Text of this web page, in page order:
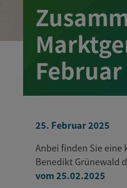
25. Februar 2025
Anbei finden Sie eine
Benedikt Grünewald
vom 25.02.2025